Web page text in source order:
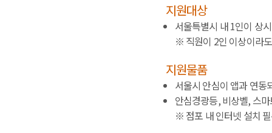
지원대상
서울특별시 내 1인이 상
※ 직원이 2인 이상이라
지원물품
서울시 안심이 앱과 연
안심경광등, 비상벨, 스
※ 점포 내 인터넷 설치